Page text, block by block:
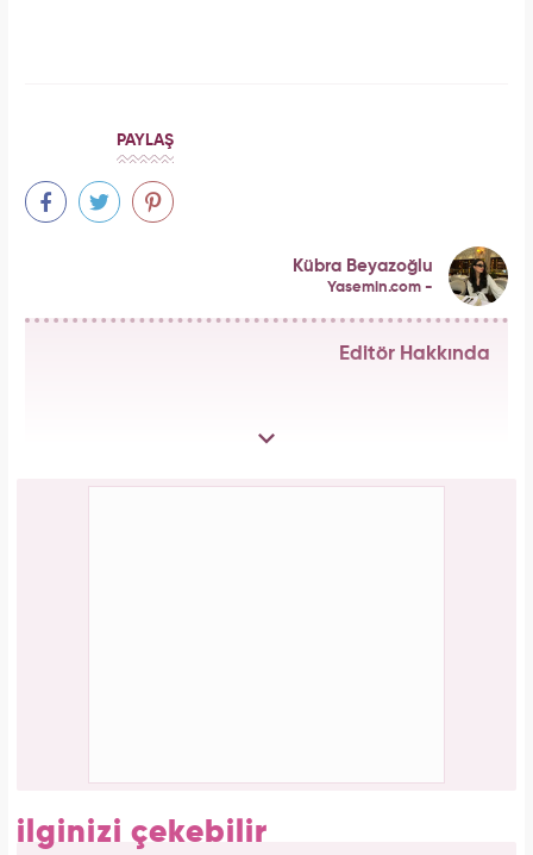
"Evet" demek için sıraya girdi!
Galatasaray'ın yıldız oyuncusu Mauro Icardi